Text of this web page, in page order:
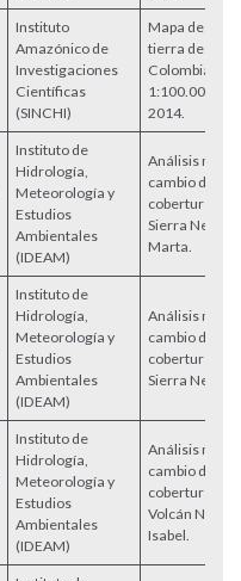
Instituto
Amazónico de
Investigaciones
Científicas
(SINCHI)
Mapa de
tierra de la
Colombiana
1:100.000
2014.
Instituto de
Hidrología,
Meteorología y
Estudios
Ambientales
(IDEAM)
Análisis
cambio del
cobertura
Sierra
Marta.
Instituto de
Hidrología,
Meteorología y
Estudios
Ambientales
(IDEAM)
Análisis
cambio del
cobertura
Sierra
Instituto de
Hidrología,
Meteorología y
Estudios
Ambientales
(IDEAM)
Análisis
cambio del
cobertura
Volcán
Isabel.